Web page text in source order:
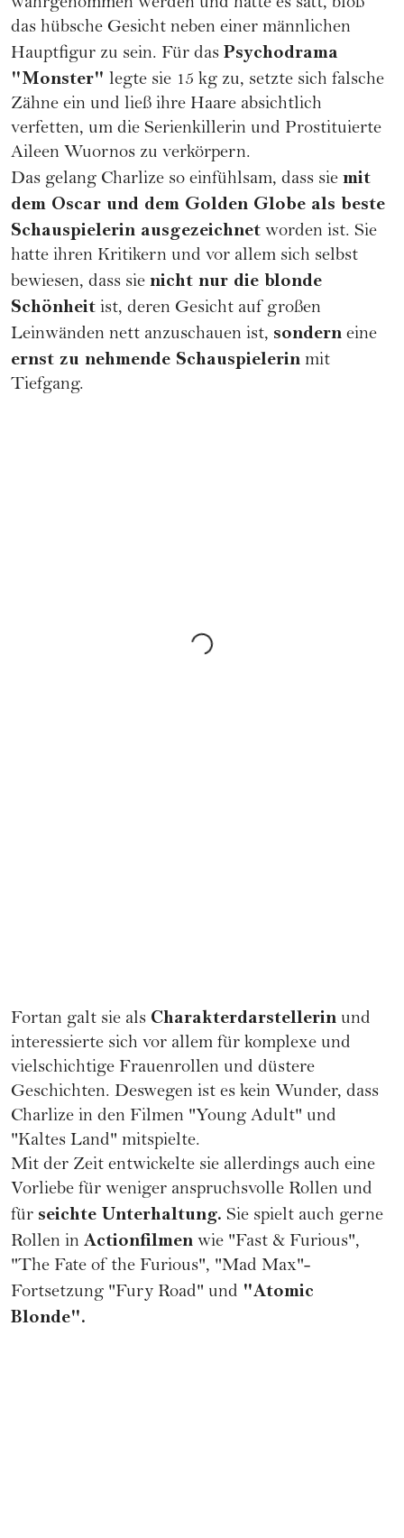
wahrgenommen werden und hatte es satt, bloß
das hübsche Gesicht neben einer männlichen
Hauptfigur zu sein. Für das Psychodrama
"Monster" legte sie 15 kg zu, setzte sich falsche
Zähne ein und ließ ihre Haare absichtlich
verfetten, um die Serienkillerin und Prostituierte
Aileen Wuornos zu verkörpern.
Das gelang Charlize so einfühlsam, dass sie mit
dem Oscar und dem Golden Globe als beste
Schauspielerin ausgezeichnet worden ist. Sie
hatte ihren Kritikern und vor allem sich selbst
bewiesen, dass sie nicht nur die blonde
Schönheit ist, deren Gesicht auf großen
Leinwänden nett anzuschauen ist, sondern eine
ernst zu nehmende Schauspielerin mit
Tiefgang.
Fortan galt sie als Charakterdarstellerin und
interessierte sich vor allem für komplexe und
vielschichtige Frauenrollen und düstere
Geschichten. Deswegen ist es kein Wunder, dass
Charlize in den Filmen "Young Adult" und
"Kaltes Land" mitspielte.
Mit der Zeit entwickelte sie allerdings auch eine
Vorliebe für weniger anspruchsvolle Rollen und
für seichte Unterhaltung. Sie spielt auch gerne
Rollen in Actionfilmen wie "Fast & Furious",
"The Fate of the Furious", "Mad Max"-
Fortsetzung "Fury Road" und "Atomic
Blonde".